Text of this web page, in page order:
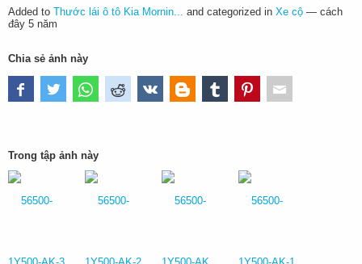
Added to Thước lái ô tô Kia Mornin... and categorized in Xe cộ — cách
đây 5 năm
Chia sẻ ảnh này
Trong tập ảnh này